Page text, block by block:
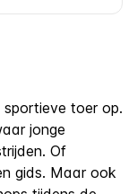
toer op.
jonge
Of
gids. Maar ook